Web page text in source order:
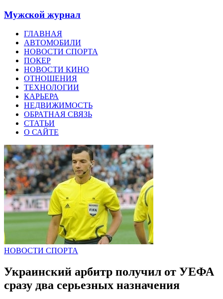
Мужской журнал
ГЛАВНАЯ
АВТОМОБИЛИ
НОВОСТИ СПОРТА
ПОКЕР
НОВОСТИ КИНО
ОТНОШЕНИЯ
ТЕХНОЛОГИИ
КАРЬЕРА
НЕДВИЖИМОСТЬ
ОБРАТНАЯ СВЯЗЬ
СТАТЬИ
О САЙТЕ
НОВОСТИ СПОРТА
Украинский арбитр получил от УЕФА
сразу два серьезных назначения